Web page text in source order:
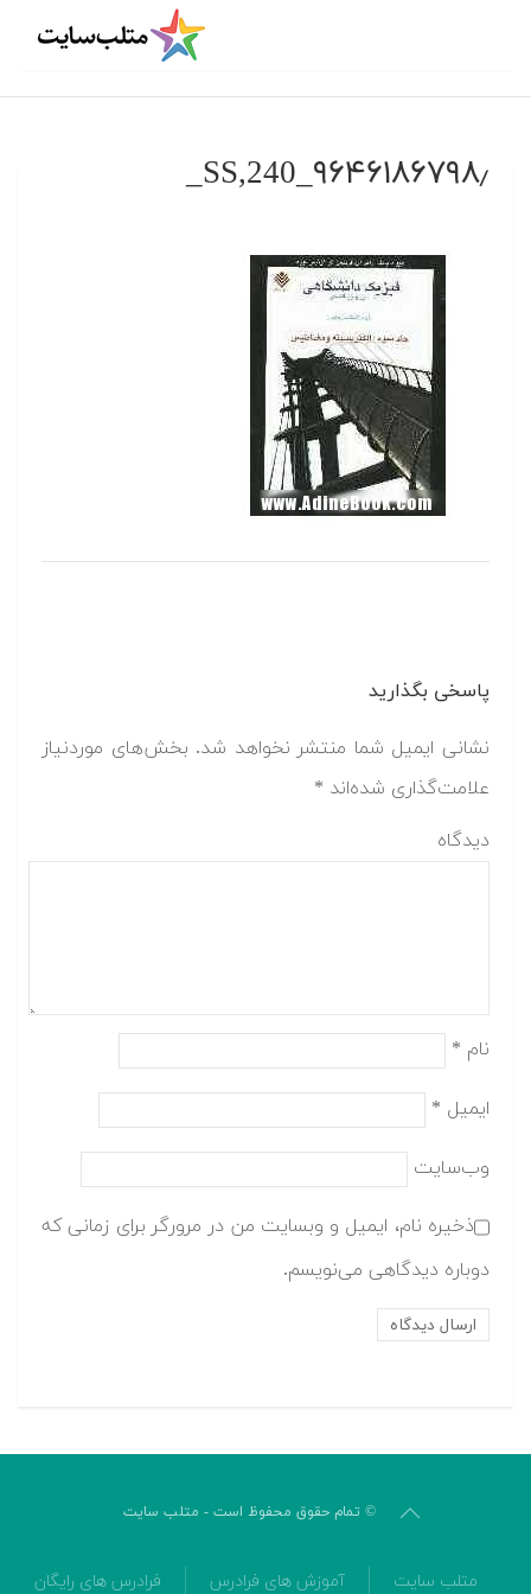
۹۶۴۶۱۸۶۷۹۸٫_SS,240_
پاسخی بگذارید
نشانی ایمیل شما منتشر نخواهد شد. بخش‌های موردنیاز
علامت‌گذاری شده‌اند *
دیدگاه
نام *
ایمیل *
وب‌سایت
ذخیره نام، ایمیل و وبسایت من در مرورگر برای زمانی که
دوباره دیدگاهی می‌نویسم.
© تمام حقوق محفوظ است - متلب سایت
متلب سایت آموزش های فرادرس فرادرس های رایگان